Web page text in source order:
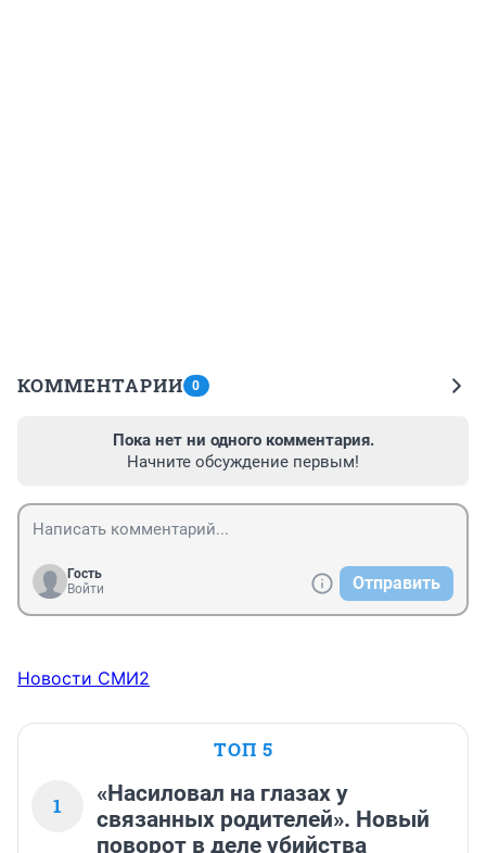
КОММЕНТАРИИ 0
Пока нет ни одного комментария.
Начните обсуждение первым!
Гость
Войти
Отправить
Новости СМИ2
ТОП 5
1
«Насиловал на глазах у
связанных родителей». Новый
поворот в деле убийства